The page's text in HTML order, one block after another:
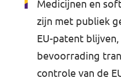
Medicijnen en
zijn met publiek
EU-patent
bevoorrading
controle van de